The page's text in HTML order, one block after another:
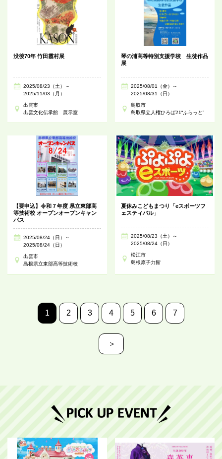
没後70年 竹田霞村展
2025/08/23（土）～
2025/11/03（月）
出雲市
出雲文化伝承館 展示室
琴の浦高等特別支援学校 生徒作品
展
2025/08/01（金）～
2025/08/31（日）
鳥取市
鳥取県立人権ひろば21“ふらっと”
【要申込】令和７年度 県立東部高
等技術校 オープンオープンキャン
パス
2025/08/24（日）～
2025/08/24（日）
出雲市
島根県立東部高等技術校
夏休みこどもまつり「eスポーツフ
ェスティバル」
2025/08/23（土）～
2025/08/24（日）
松江市
島根原子力館
1 2 3 4 5 6 7
＞